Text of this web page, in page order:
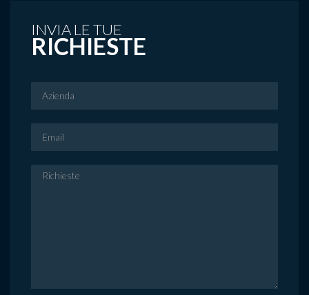
INVIA LE TUE
RICHIESTE